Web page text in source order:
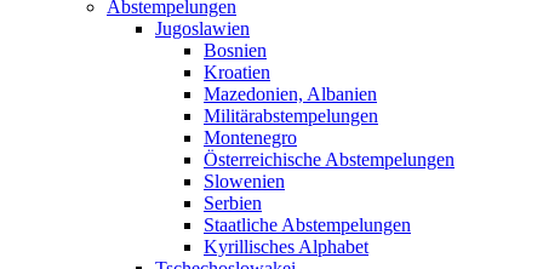
Abstempelungen
Jugoslawien
Bosnien
Kroatien
Mazedonien, Albanien
Militärabstempelungen
Montenegro
Österreichische Abstempelungen
Slowenien
Serbien
Staatliche Abstempelungen
Kyrillisches Alphabet